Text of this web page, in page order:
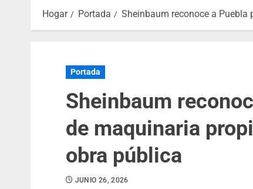
Hogar Portada Sheinbaum reconoce a
Portada
Sheinbaum
de maquinaria
obra pública
JUNIO 26, 2026